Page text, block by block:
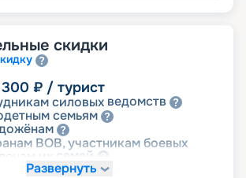
скидки
₽ / турист
силовых ведомств
семьям
ВОВ, участникам боевых
их семей
Развернуть